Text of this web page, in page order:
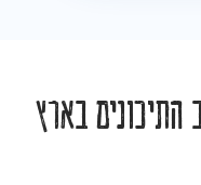
בארץ